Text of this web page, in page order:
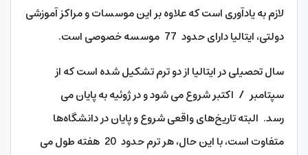
لازم به یادآوری است که علاوه بر این موسسات و مراکز آموزشی
دولتی، ایتالیا دارای حدود 77 موسسه خصوصی است.
سال تحصیلی در ایتالیا از دو ترم تشکیل شده است که از
سپتامبر / اکتبر شروع می شود و در ژوئیه به پایان می
رسد. البته تاریخ‌های واقعی شروع و پایان در دانشگاه‌ها
متفاوت است، با این حال، هر ترم حدود 20 هفته طول می